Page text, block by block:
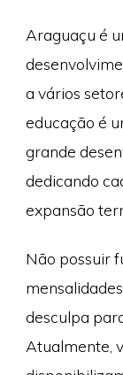
Araguaçu é
a vários
educação é
grande
dedicando
expansão
Não possuir
desculpa
Atualmente,